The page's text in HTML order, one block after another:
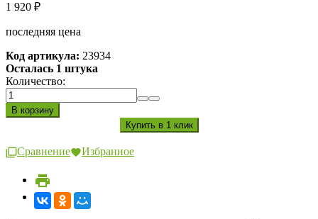
1 920 ₽
последняя цена
Код артикула: 23934
Осталась 1 штука
Количество:
Сравнение Избранное